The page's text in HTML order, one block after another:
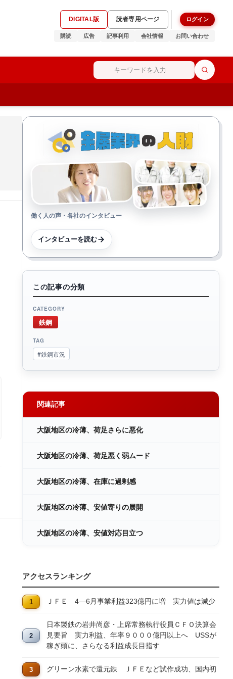
DIGITAL版 読者専用ページ ログイン
購読 広告 記事利用 会社情報 お問い合わせ
働く人の声・各社のインタビュー
インタビューを読む
この記事の分類
CATEGORY
鉄鋼
TAG
#鉄鋼市況
関連記事
大阪地区の冷薄、荷足さらに悪化
大阪地区の冷薄、荷足悪く弱ムード
大阪地区の冷薄、在庫に過剰感
大阪地区の冷薄、安値寄りの展開
大阪地区の冷薄、安値対応目立つ
アクセスランキング
ＪＦＥ 4―6月事業利益323億円に増 実力値は減少
日本製鉄の岩井尚彦・上席常務執行役員ＣＦＯ決算会
見要旨 実力利益、年率９０００億円以上へ USSが
稼ぎ頭に、さらなる利益成長目指す
グリーン水素で還元鉄 ＪＦＥなど試作成功、国内初